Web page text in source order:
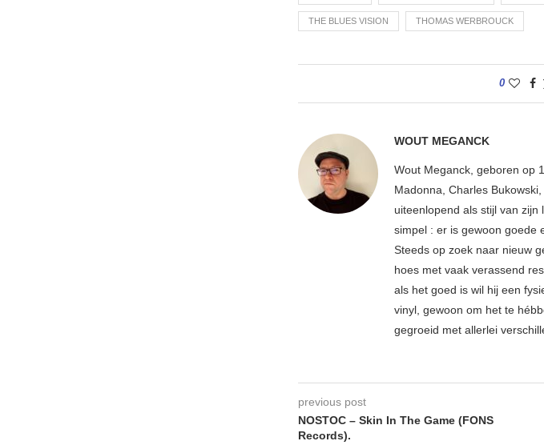
THE BLUES VISION THOMAS WERBROUCK
0
WOUT MEGANCK
Wout Meganck, geboren op
Madonna, Charles
uiteenlopend als stijl van
simpel : er is gewoon goede
Steeds op zoek naar nieuw
hoes met vaak verassend
als het goed is wil hij een
vinyl, gewoon om het te
gegroeid met allerlei
previous post
NOSTOC – Skin In The Game (FONS
Records).